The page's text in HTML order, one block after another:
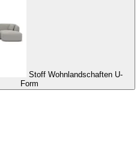
Stoff Wohnlandschaften U-
Form